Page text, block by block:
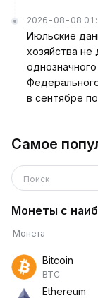
2026-08-08
Июльские
хозяйства
в сентябре
Самое
Поиск
Монеты с
Монета
Bitcoin
BTC
Ethereum